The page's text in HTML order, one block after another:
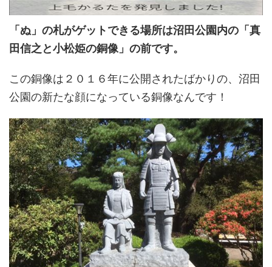
「ぬ」の札がゲットできる場所は沼田公園内の「真
田信之と小松姫の銅像」の前です。
この銅像は２０１６年に公開されたばかりの、沼田
公園の新たな顔になっている銅像なんです！